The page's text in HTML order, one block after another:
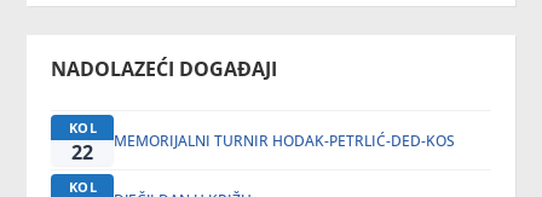
NADOLAZEĆI DOGAĐAJI
KOL
22 MEMORIJALNI TURNIR HODAK-PETRLIĆ-DED-KOS
KOL